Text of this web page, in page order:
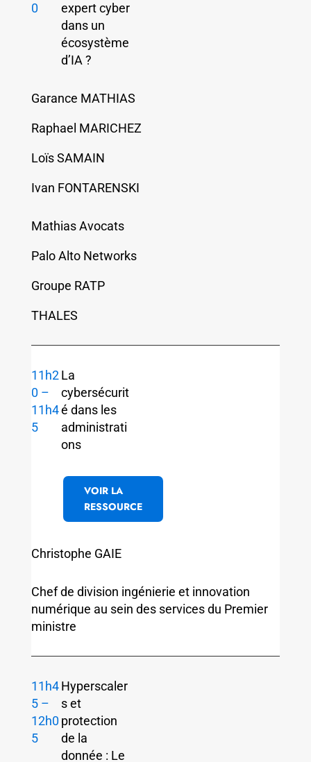
0
expert cyber
dans un
écosystème
d’IA ?
Garance MATHIAS
Raphael MARICHEZ
Loïs SAMAIN
Ivan FONTARENSKI
Mathias Avocats
Palo Alto Networks
Groupe RATP
THALES
11h2
0 –
11h4
5
La
cybersécurit
é dans les
administrati
ons
VOIR LA
RESSOURCE
Christophe GAIE
Chef de division ingénierie et innovation
numérique au sein des services du Premier
ministre
11h4
5 –
12h0
5
Hyperscaler
s et
protection
de la
donnée : Le